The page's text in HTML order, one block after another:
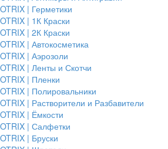
OTRIX | Герметики
OTRIX | 1К Краски
OTRIX | 2К Краски
OTRIX | Автокосметика
OTRIX | Аэрозоли
OTRIX | Ленты и Скотчи
OTRIX | Пленки
OTRIX | Полировальники
OTRIX | Растворители и Разбавители
OTRIX | Ёмкости
OTRIX | Салфетки
OTRIX | Бруски